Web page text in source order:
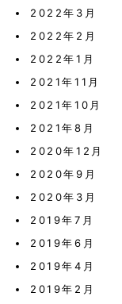
2022年3月
2022年2月
2022年1月
2021年11月
2021年10月
2021年8月
2020年12月
2020年9月
2020年3月
2019年7月
2019年6月
2019年4月
2019年2月